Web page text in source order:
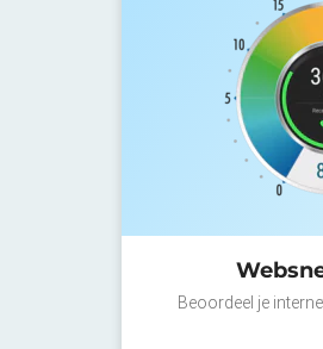
Beoordeel je